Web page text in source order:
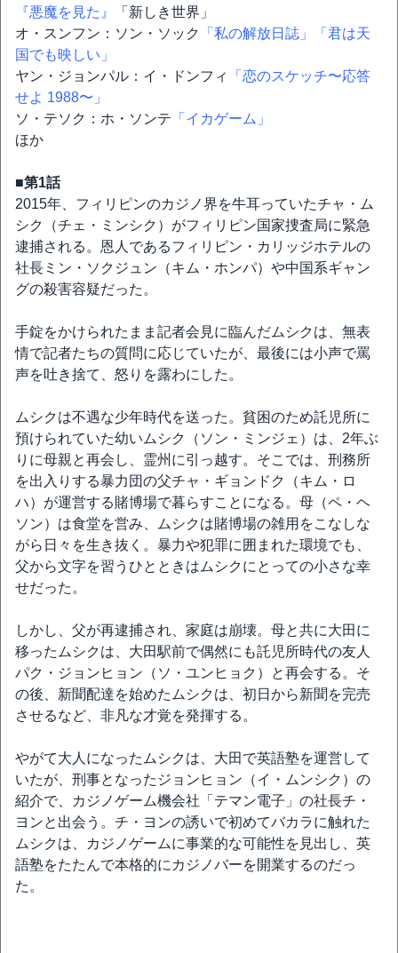
『悪魔を見た』
「新しき世界」
オ・スンフン：ソン・ソック
「私の解放日誌」
「君は天
国でも映しい」
ヤン・ジョンパル：イ・ドンフィ
「恋のスケッチ〜応答
せよ 1988〜」
ソ・テソク：ホ・ソンテ 「イカゲーム」
ほか
■第1話
2015年、フィリピンのカジノ界を牛耳っていたチャ・ム
シク（チェ・ミンシク）がフィリピン国家捜査局に緊急
逮捕される。恩人であるフィリピン・カリッジホテルの
社長ミン・ソクジュン（キム・ホンパ）や中国系ギャン
グの殺害容疑だった。
手錠をかけられたまま記者会見に臨んだムシクは、無表
情で記者たちの質問に応じていたが、最後には小声で罵
声を吐き捨て、怒りを露わにした。
ムシクは不遇な少年時代を送った。貧困のため託児所に
預けられていた幼いムシク（ソン・ミンジェ）は、2年ぶ
りに母親と再会し、霊州に引っ越す。そこでは、刑務所
を出入りする暴力団の父チャ・ギョンドク（キム・ロ
ハ）が運営する賭博場で暮らすことになる。母（ペ・ヘ
ソン）は食堂を営み、ムシクは賭博場の雑用をこなしな
がら日々を生き抜く。暴力や犯罪に囲まれた環境でも、
父から文字を習うひとときはムシクにとっての小さな幸
せだった。
しかし、父が再逮捕され、家庭は崩壊。母と共に大田に
移ったムシクは、大田駅前で偶然にも託児所時代の友人
パク・ジョンヒョン（ソ・ユンヒョク）と再会する。そ
の後、新聞配達を始めたムシクは、初日から新聞を完売
させるなど、非凡な才覚を発揮する。
やがて大人になったムシクは、大田で英語塾を運営して
いたが、刑事となったジョンヒョン（イ・ムンシク）の
紹介で、カジノゲーム機会社「テマン電子」の社長チ・
ヨンと出会う。チ・ヨンの誘いで初めてバカラに触れた
ムシクは、カジノゲームに事業的な可能性を見出し、英
語塾をたたんで本格的にカジノバーを開業するのだっ
た。